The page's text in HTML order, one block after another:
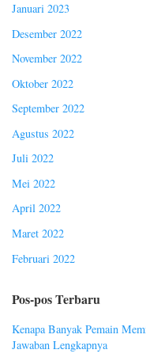
Januari 2023
Desember 2022
November 2022
Oktober 2022
September 2022
Agustus 2022
Juli 2022
Mei 2022
April 2022
Maret 2022
Februari 2022
Pos-pos Terbaru
Kenapa Banyak Pemain
Jawaban Lengkapnya